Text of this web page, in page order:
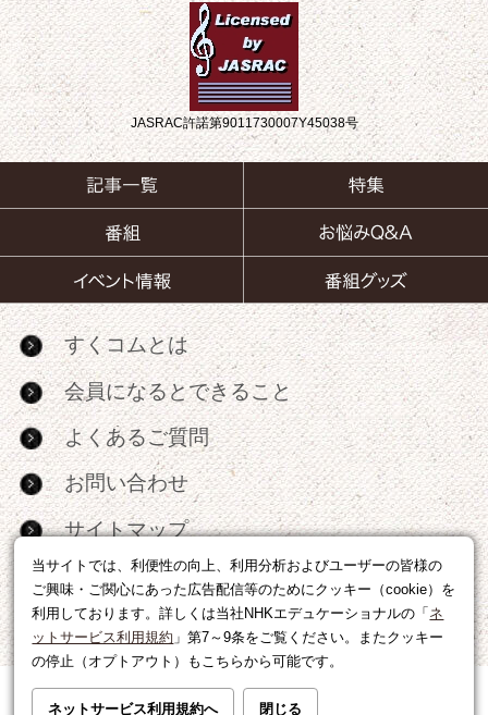
当サイトでは、利便性の向上、利用分析およびユーザーの皆様の
ご興味・ご関心にあった広告配信等のためにクッキー（cookie）を
利用しております。詳しくは当社NHKエデュケーショナルの「 ネ
ットサービス利用規約 」第7～9条をご覧ください。またクッキー
の停止（オプトアウト）もこちらから可能です。
ネットサービス利用規約へ 閉じる
JASRAC許諾第9011730007Y45038号
すくコムとは
会員になるとできること
よくあるご質問
お問い合わせ
サイトマップ
RSS
広告出稿・パートナーシップについて
利用規約|個人情報の取り扱いについて